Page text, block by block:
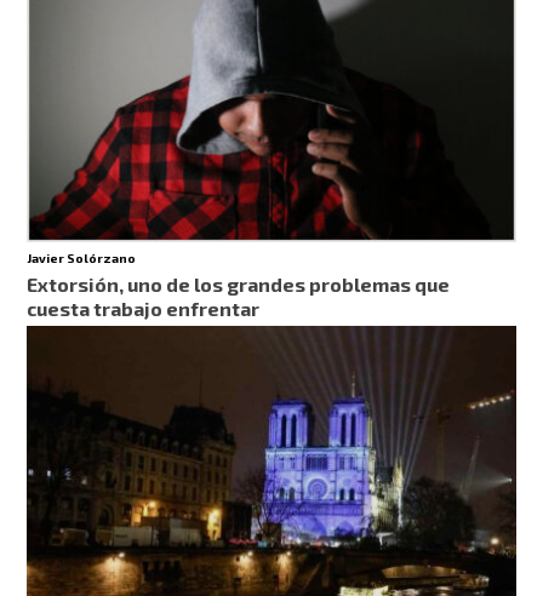
Javier Solórzano
Extorsión, uno de los grandes problemas que
cuesta trabajo enfrentar